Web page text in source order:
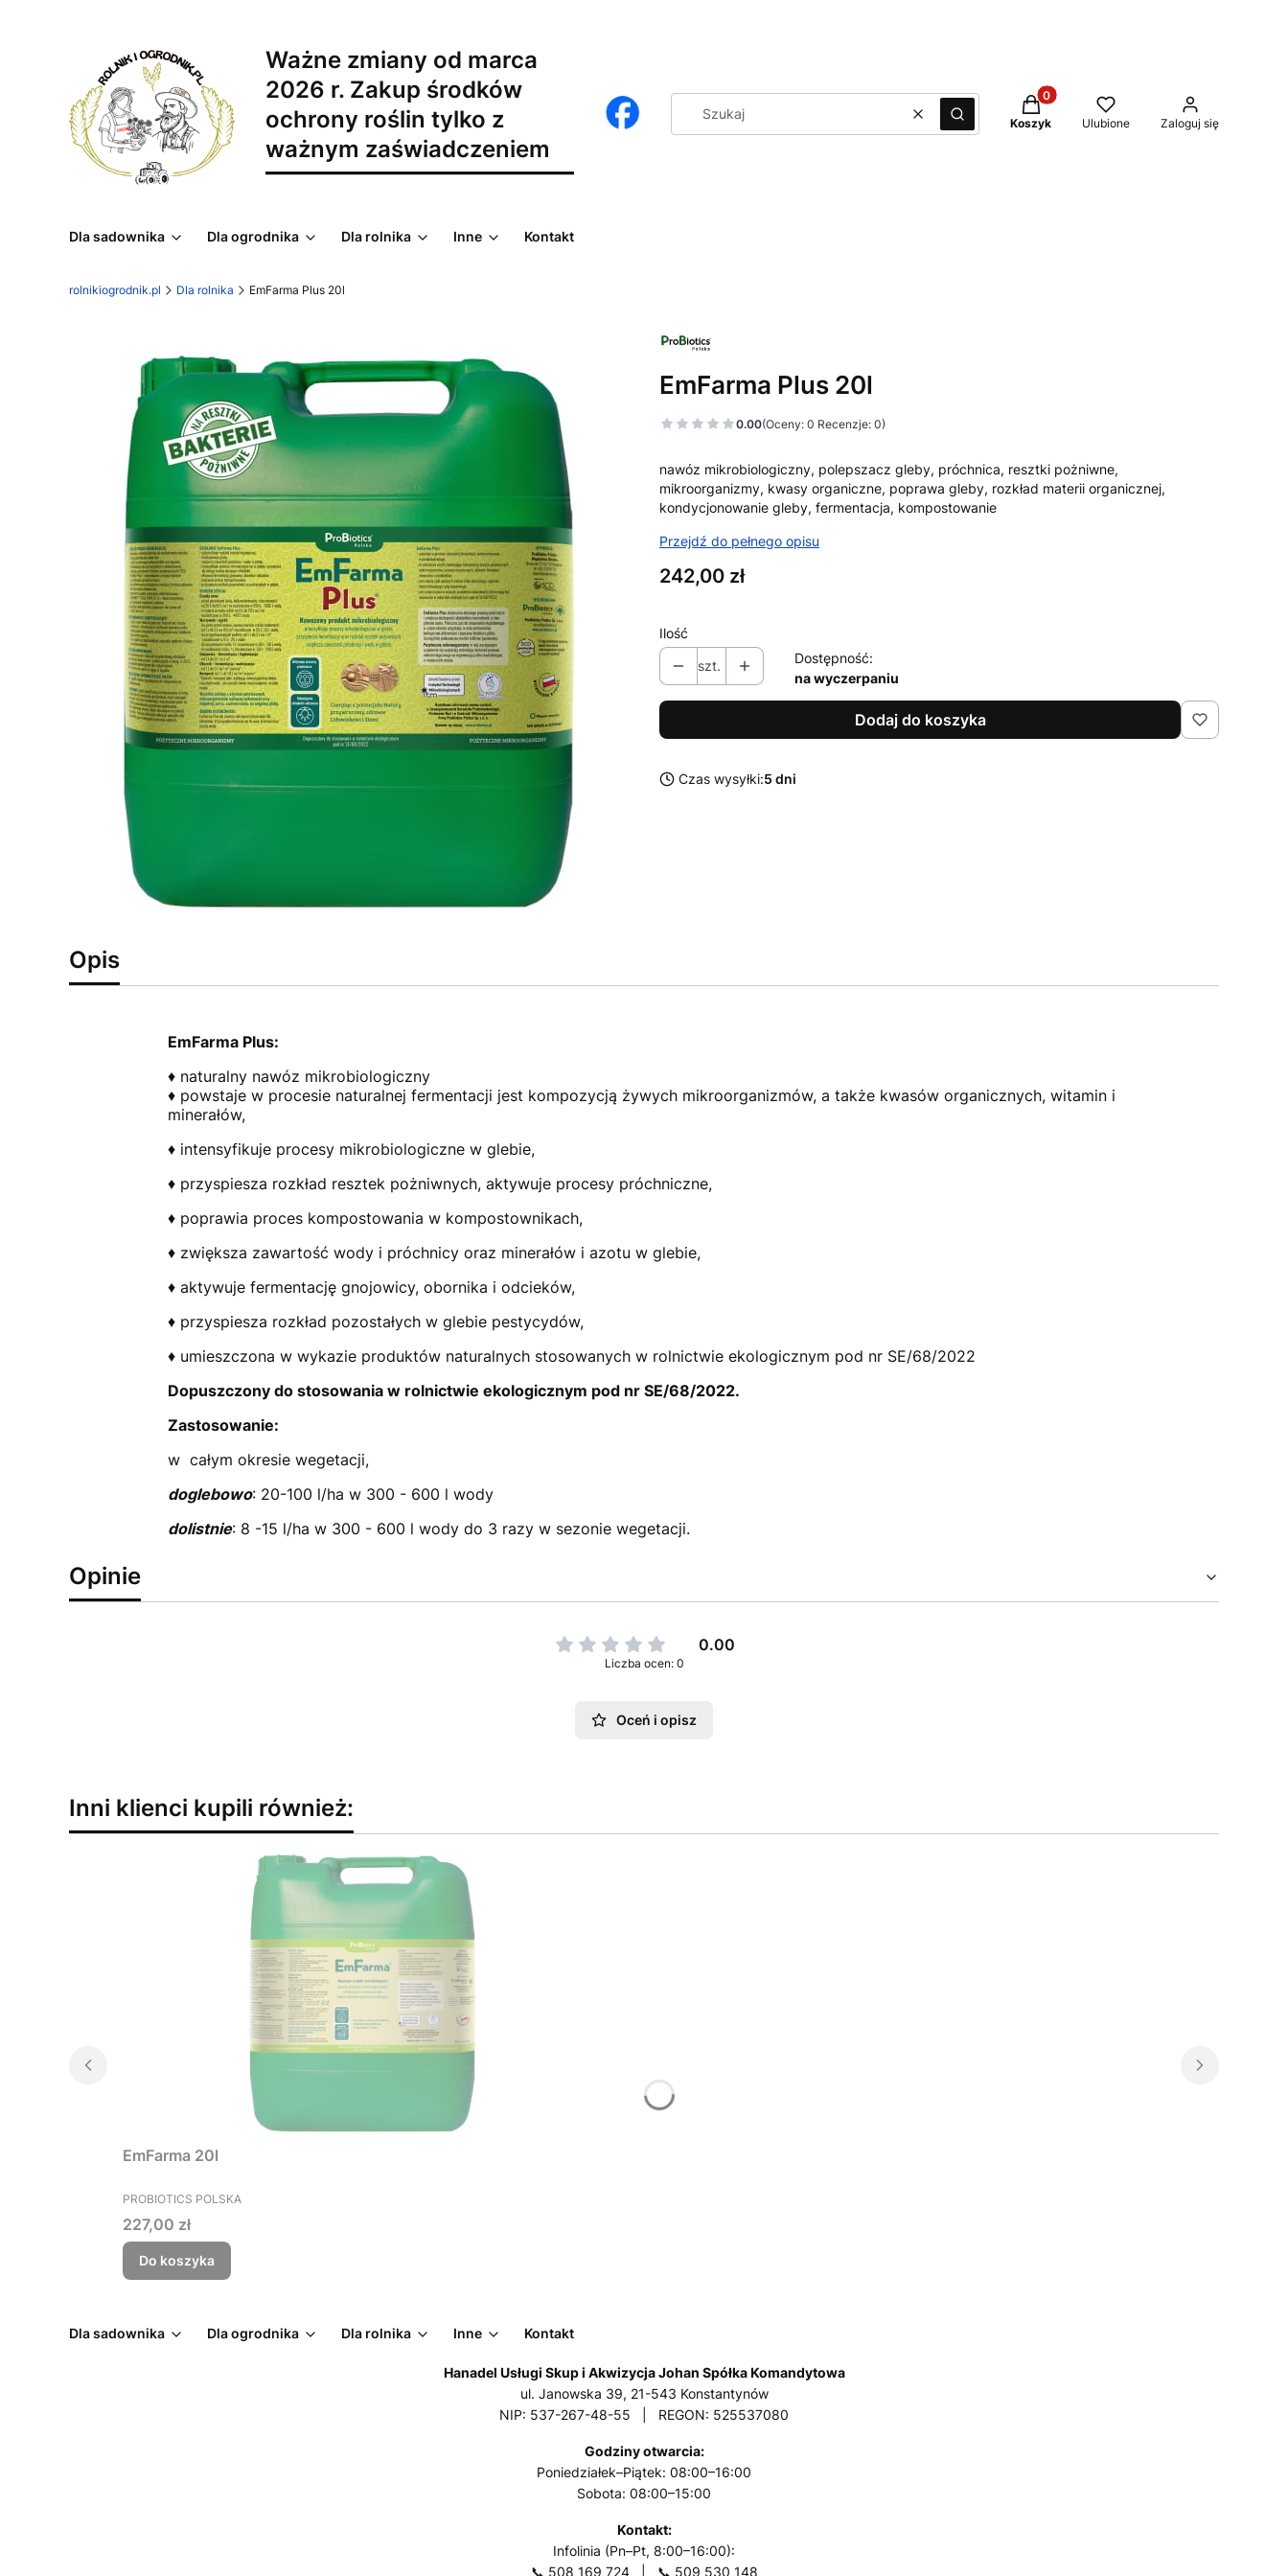
Ważne zmiany od marca
2026 r. Zakup środków
ochrony roślin tylko z
ważnym zaświadczeniem
WyczyśćSzukaj
Produkty w koszyku: 0. Zobacz
Koszyk Ulubione Zaloguj się
Dla sadownika Dla ogrodnika Dla rolnika Inne Kontakt
rolnikiogrodnik.pl Dla rolnika EmFarma Plus 20l
EmFarma Plus 20l
0.00(Oceny: 0 Recenzje: 0)
nawóz mikrobiologiczny, polepszacz gleby, próchnica, resztki pożniwne,
mikroorganizmy, kwasy organiczne, poprawa gleby, rozkład materii organicznej,
kondycjonowanie gleby, fermentacja, kompostowanie
Przejdź do pełnego opisu
Cena
242,00 zł
Ilość
szt.
Dostępność:
na wyczerpaniu
Dodaj do koszyka
Czas wysyłki:5 dni
Opis
EmFarma Plus:
♦ naturalny nawóz mikrobiologiczny
♦ powstaje w procesie naturalnej fermentacji jest kompozycją żywych mikroorganizmów, a także kwasów organicznych, witamin i
minerałów,
♦ intensyfikuje procesy mikrobiologiczne w glebie,
♦ przyspiesza rozkład resztek pożniwnych, aktywuje procesy próchniczne,
♦ poprawia proces kompostowania w kompostownikach,
♦ zwiększa zawartość wody i próchnicy oraz minerałów i azotu w glebie,
♦ aktywuje fermentację gnojowicy, obornika i odcieków,
♦ przyspiesza rozkład pozostałych w glebie pestycydów,
♦ umieszczona w wykazie produktów naturalnych stosowanych w rolnictwie ekologicznym pod nr SE/68/2022
Dopuszczony do stosowania w rolnictwie ekologicznym pod nr SE/68/2022.
Zastosowanie:
w całym okresie wegetacji,
doglebowo: 20-100 l/ha w 300 - 600 l wody
dolistnie: 8 -15 l/ha w 300 - 600 l wody do 3 razy w sezonie wegetacji.
Opinie
0.00
Liczba ocen: 0
Oceń i opisz
Inni klienci kupili również:
EmFarma 20l
PRODUCENT
PROBIOTICS POLSKA
Cena
227,00 zł
Do koszyka
Dla sadownika Dla ogrodnika Dla rolnika Inne Kontakt
Hanadel Usługi Skup i Akwizycja Johan Spółka Komandytowa
ul. Janowska 39, 21-543 Konstantynów
NIP: 537-267-48-55 | REGON: 525537080
Godziny otwarcia:
Poniedziałek–Piątek: 08:00–16:00
Sobota: 08:00–15:00
Kontakt:
Infolinia (Pn–Pt, 8:00–16:00):
📞 508 169 724| 📞 509 530 148